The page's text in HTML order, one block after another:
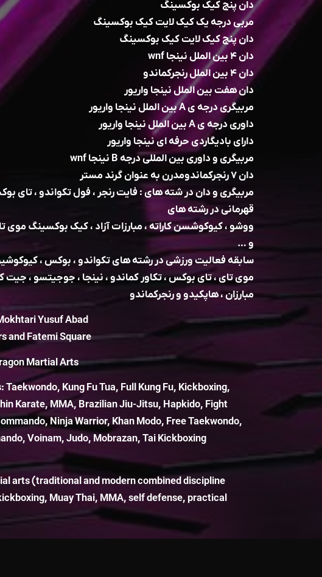
دان پنج کیک بوکسینگ
مربی درجه یک کیک لایت کیک بوکسینگ
دان پنج کیک لایت کیک بوکسینگ
دان ۴ بین الملل نینجا wnf
دان ۴ بین الملل رنجرکماندو
دان هفت بین الملل نینجا واریور
مربیگری درجه ی A بین الملل نینجا واریور
داوری درجه ی A بین الملل نینجا واریور
دارای بادیگاردی حرفه ای نینجا واریور
مربیگری و داوری بین المللی درجه B نینجا wnf
دان ۷ رنجرکماندومدرن به عنوان گرند مستر
مربیگری و دان در شته های : فایت رنجر ، فول تکواندو ، تای
قهرمانی در رشته های
ووشو ، کیوکوشسن کاراته ، مبارزات آزاد ، کیک بوکسینگ موی
و …
سابقه فعالیت ورزشی در رشته های تکواندو ، بوکس ،
موی تای ، تای بوکس ، تکاور کماندو ، نینجا ، جوجیتسو ، جیت
مبارزان ، هاپکیدو و رنجرکماندو
Yusuf Abad
and Fatemi Square
Martial Arts
Kung Fu Tua, Full Kung Fu, Kickboxing,
Karate, MMA, Brazilian Jiu-Jitsu, Hapkido, Fight
Ninja Warrior, Khan Modo, Free Taekwondo,
Voinam, Judo, Mobrazan, Tai Kickboxing
arts (traditional and modern combined discipline
Muay Thai, MMA, self defense, practical